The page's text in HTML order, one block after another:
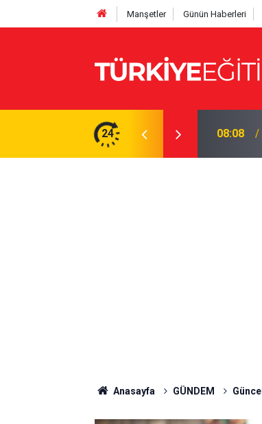
Manşetler Günün Haberleri
24
Yazıhan'da atama yapıldı 08:08
Anasayfa GÜNDEM Güncel